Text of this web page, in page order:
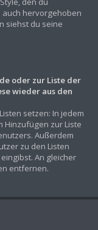
hervorgehoben
siehst du seine
oder zur Liste der
wieder aus den
setzen: In jedem
Hinzufügen zur Liste
Außerdem
zu den Listen
An gleicher
entfernen.